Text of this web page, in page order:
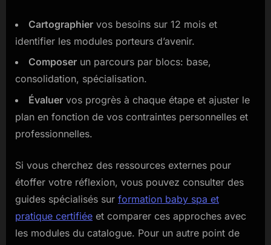
Cartographier vos besoins sur 12 mois et
identifier les modules porteurs d’avenir.
Composer un parcours par blocs: base,
consolidation, spécialisation.
Évaluer vos progrès à chaque étape et ajuster le
plan en fonction de vos contraintes personnelles et
professionnelles.
Si vous cherchez des ressources externes pour
étoffer votre réflexion, vous pouvez consulter des
guides spécialisés sur formation baby spa et
pratique certifiée et comparer ces approches avec
les modules du catalogue. Pour un autre point de